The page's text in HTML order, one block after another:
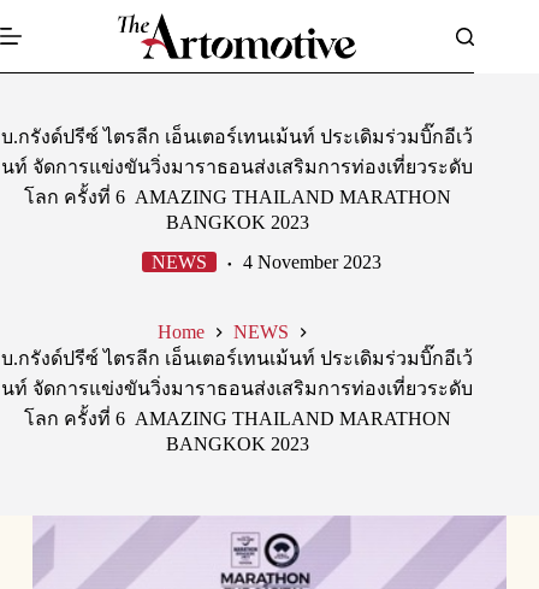
to
บ.กรังด์ปรีซ์ ไตรลีก เอ็นเตอร์เทนเม้นท์ ประเดิมร่วมบิ๊กอีเว้
นท์ จัดการแข่งขันวิ่งมาราธอนส่งเสริมการท่องเที่ยวระดับ
โลก ครั้งที่ 6 AMAZING THAILAND MARATHON
BANGKOK 2023
NEWS
4 November 2023
Home
NEWS
บ.กรังด์ปรีซ์ ไตรลีก เอ็นเตอร์เทนเม้นท์ ประเดิมร่วมบิ๊กอีเว้
นท์ จัดการแข่งขันวิ่งมาราธอนส่งเสริมการท่องเที่ยวระดับ
โลก ครั้งที่ 6 AMAZING THAILAND MARATHON
BANGKOK 2023